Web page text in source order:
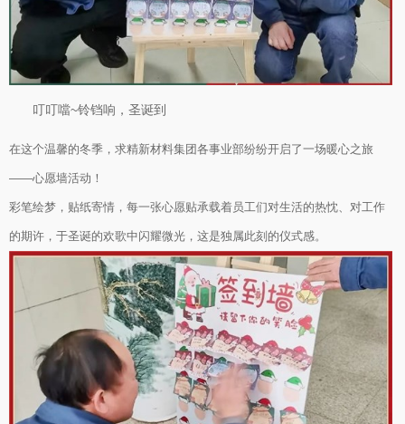
叮叮噹~铃铛响，圣诞到
在这个温馨的冬季，求精新材料集团各事业部纷纷开启了一场暖心之旅
——心愿墙活动！
彩笔绘梦，贴纸寄情，每一张心愿贴承载着员工们对生活的热忱、对工作
的期许，于圣诞的欢歌中闪耀微光，这是独属此刻的仪式感。